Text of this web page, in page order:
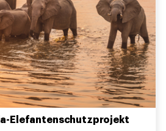
Elefantenschutzprojekt